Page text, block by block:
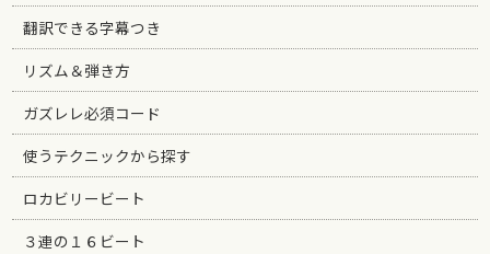
翻訳できる字幕つき
リズム＆弾き方
ガズレレ必須コード
使うテクニックから探す
ロカビリービート
３連の１６ビート